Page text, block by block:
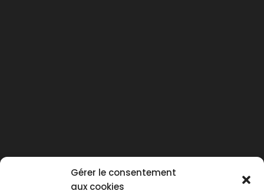
Gérer le consentement
aux cookies